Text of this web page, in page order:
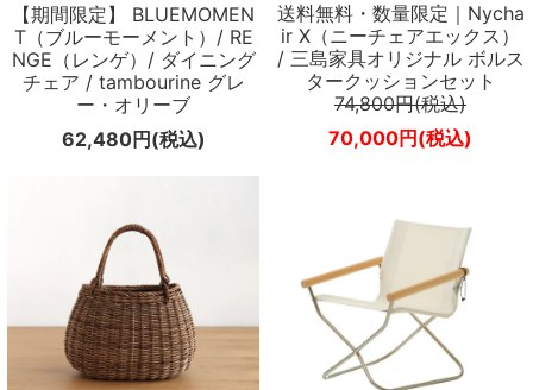
【期間限定】 BLUEMOMEN
T（ブルーモーメント）/ RE
NGE（レンゲ）/ ダイニング
チェア / tambourine グレ
ー・オリーブ
62,480円(税込)
送料無料・数量限定｜Nycha
ir X（ニーチェアエックス）
/ 三島家具オリジナル ボルス
タークッションセット
74,800円(税込)
70,000円(税込)